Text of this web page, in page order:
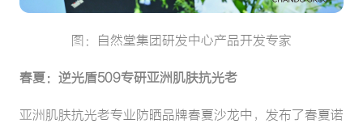
图：自然堂集团研发中心产品开发专家
春夏：逆光盾509专研亚洲肌肤抗光老
亚洲肌肤抗光老专业防晒品牌春夏沙龙中，发布了春夏诺